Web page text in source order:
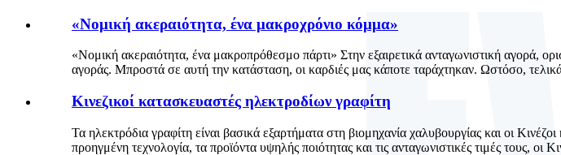
«Νομική ακεραιότητα, ένα μακροχρόνιο κόμμα»
«Νομική ακεραιότητα, ένα μακροπρόθεσμο πάρτι» Στην εξαιρετικά ανταγωνιστική αγορά,
αγοράς. Μπροστά σε αυτή την κατάσταση, οι καρδιές μας κάποτε ταράχτηκαν. Ωστόσο,
Κινεζικοί κατασκευαστές ηλεκτροδίων γραφίτη
Τα ηλεκτρόδια γραφίτη είναι βασικά εξαρτήματα στη βιομηχανία χαλυβουργίας και οι
προηγμένη τεχνολογία, τα προϊόντα υψηλής ποιότητας και τις ανταγωνιστικές τιμές τους,